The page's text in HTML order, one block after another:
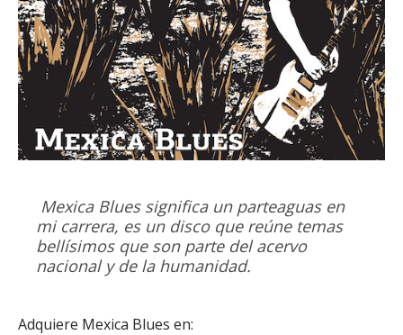
Mexica Blues significa un parteaguas en
mi carrera, es un disco que reúne temas
bellísimos que son parte del acervo
nacional y de la humanidad.
Adquiere Mexica Blues en: